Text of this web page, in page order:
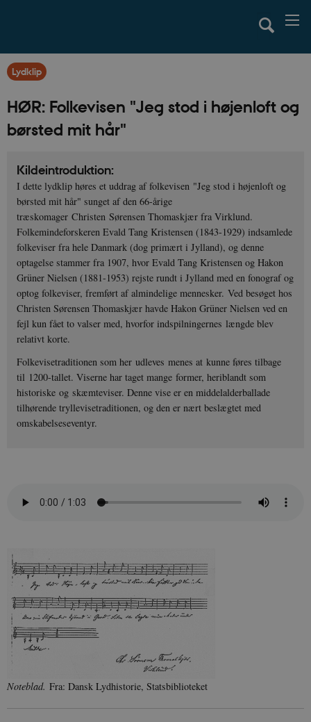
Lydklip
HØR: Folkevisen "Jeg stod i højenloft og
børsted mit hår"
Kildeintroduktion:
I dette lydklip høres et uddrag af folkevisen "Jeg stod i højenloft og
børsted mit hår" sunget af den 66-årige
træskomager Christen Sørensen Thomaskjær fra Virklund.
Folkemindeforskeren Evald Tang Kristensen (1843-1929) indsamlede
folkeviser fra hele Danmark (dog primært i Jylland), og denne
optagelse stammer fra 1907, hvor Evald Tang Kristensen og Hakon
Grüner Nielsen (1881-1953) rejste rundt i Jylland med en fonograf og
optog folkeviser, fremført af almindelige mennesker. Ved besøget hos
Christen Sørensen Thomaskjær havde Hakon Grüner Nielsen ved en
fejl kun fået to valser med, hvorfor indspilningernes længde blev
relativt korte.
Folkevisetraditionen som her udleves menes at kunne føres tilbage
til 1200-tallet. Viserne har taget mange former, heriblandt som
historiske og skæmteviser. Denne vise er en middelalderballade
tilhørende tryllevisetraditionen, og den er nært beslægtet med
omskabelseseventyr.
Noteblad. Fra: Dansk Lydhistorie, Statsbiblioteket